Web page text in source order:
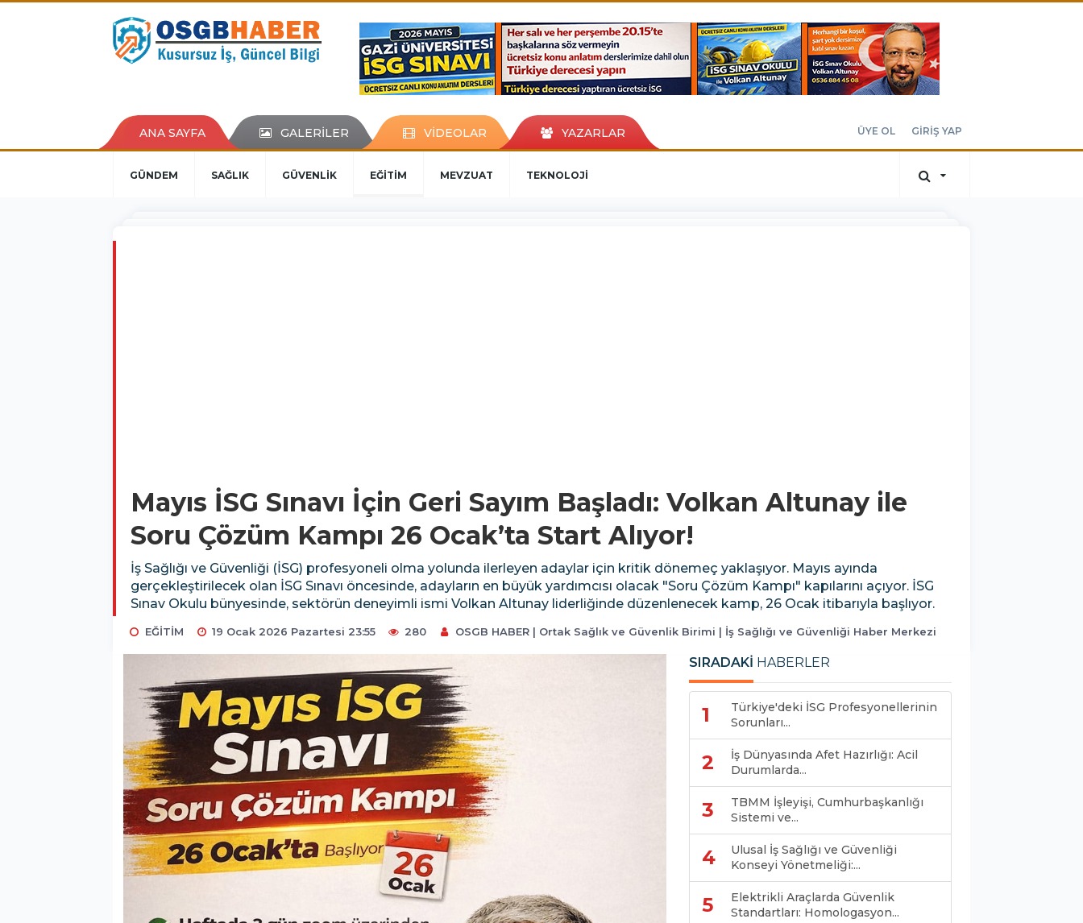
ANA SAYFA GALERİLER VİDEOLAR YAZARLAR ÜYE OL GİRİŞ YAP
GÜNDEM SAĞLIK GÜVENLİK EĞİTİM MEVZUAT TEKNOLOJİ
Mayıs İSG Sınavı İçin Geri Sayım Başladı: Volkan Altunay ile
Soru Çözüm Kampı 26 Ocak’ta Start Alıyor!
İş Sağlığı ve Güvenliği (İSG) profesyoneli olma yolunda ilerleyen adaylar için kritik dönemeç yaklaşıyor. Mayıs ayında
gerçekleştirilecek olan İSG Sınavı öncesinde, adayların en büyük yardımcısı olacak "Soru Çözüm Kampı" kapılarını açıyor. İSG
Sınav Okulu bünyesinde, sektörün deneyimli ismi Volkan Altunay liderliğinde düzenlenecek kamp, 26 Ocak itibarıyla başlıyor.
EĞİTİM 19 Ocak 2026 Pazartesi 23:55 280 OSGB HABER | Ortak Sağlık ve Güvenlik Birimi | İş Sağlığı ve Güvenliği Haber Merkezi
SIRADAKİ HABERLER
1
Türkiye'deki İSG Profesyonellerinin
Sorunları...
2
İş Dünyasında Afet Hazırlığı: Acil
Durumlarda...
3
TBMM İşleyişi, Cumhurbaşkanlığı
Sistemi ve...
4
Ulusal İş Sağlığı ve Güvenliği
Konseyi Yönetmeliği:...
5
Elektrikli Araçlarda Güvenlik
Standartları: Homologasyon...